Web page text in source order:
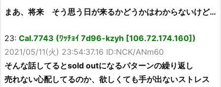
まあ、将来 そう思う日が来るかどうかはわからないけど…
23: Cal.7743 (ﾜｯﾁｮｲ 7d96-kzyh [106.72.174.160])
2021/05/11(火) 23:54:37.16 ID:NCK/ANm60
そんな話してるとsold outになるパターンの繰り返し
売れない心配してるのか、欲しくても手が出ないストレス